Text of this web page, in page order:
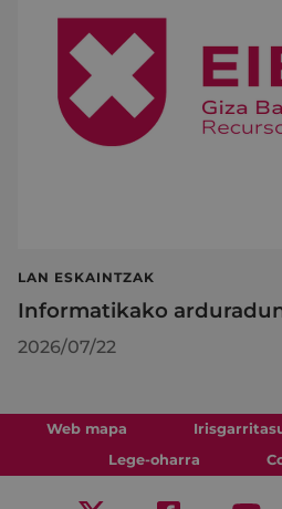
LAN ESKAINTZAK
Informatikako
2026/07/22
Web mapa
Lege-oharra